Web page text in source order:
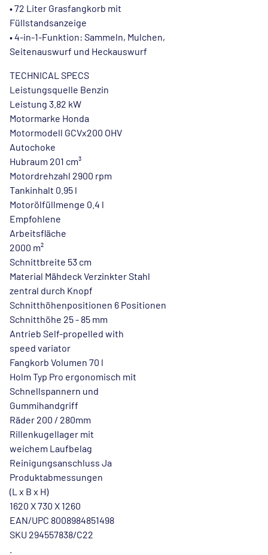
• 72 Liter Grasfangkorb mit
Füllstandsanzeige
• 4-in-1-Funktion: Sammeln, Mulchen,
Seitenauswurf und Heckauswurf
TECHNICAL SPECS
Leistungsquelle Benzin
Leistung 3.82 kW
Motormarke Honda
Motormodell GCVx200 OHV
Autochoke
Hubraum 201 cm³
Motordrehzahl 2900 rpm
Tankinhalt 0.95 l
Motorölfüllmenge 0.4 l
Empfohlene
Arbeitsfläche
2000 m²
Schnittbreite 53 cm
Material Mähdeck Verzinkter Stahl
zentral durch Knopf
Schnitthöhenpositionen 6 Positionen
Schnitthöhe 25 - 85 mm
Antrieb Self-propelled with
speed variator
Fangkorb Volumen 70 l
Holm Typ Pro ergonomisch mit
Schnellspannern und
Gummihandgriff
Räder 200 / 280mm
Rillenkugellager mit
weichem Laufbelag
Reinigungsanschluss Ja
Produktabmessungen
(L x B x H)
1620 X 730 X 1260
EAN/UPC 8008984851498
SKU 294557838/C22